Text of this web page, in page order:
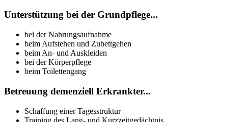
Unterstützung bei der Grundpflege...
bei der Nahrungsaufnahme
beim Aufstehen und Zubettgehen
beim An- und Auskleiden
bei der Körperpflege
beim Toilettengang
Betreuung demenziell Erkrankter...
Schaffung einer Tagesstruktur
Training des Lang- und Kurzzeitgedächtnis